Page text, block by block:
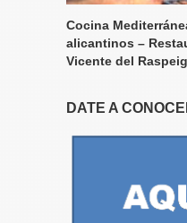
Cocina
alicantinos –
Vicente del Raspeig
DATE A